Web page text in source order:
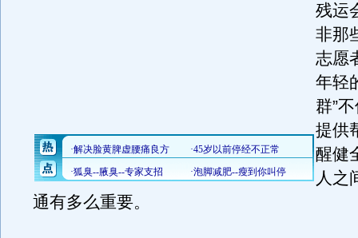
残运
非那
志愿
年轻
群”
提供
醒健
人之
通有多么重要。